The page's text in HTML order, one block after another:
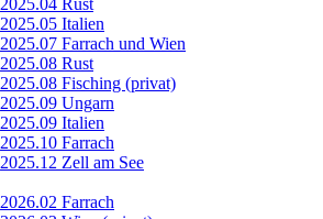
2025.05 Italien
2025.07 Farrach und Wien
2025.08 Rust
2025.08 Fisching (privat)
2025.09 Ungarn
2025.09 Italien
2025.10 Farrach
2025.12 Zell am See
2026.02 Farrach